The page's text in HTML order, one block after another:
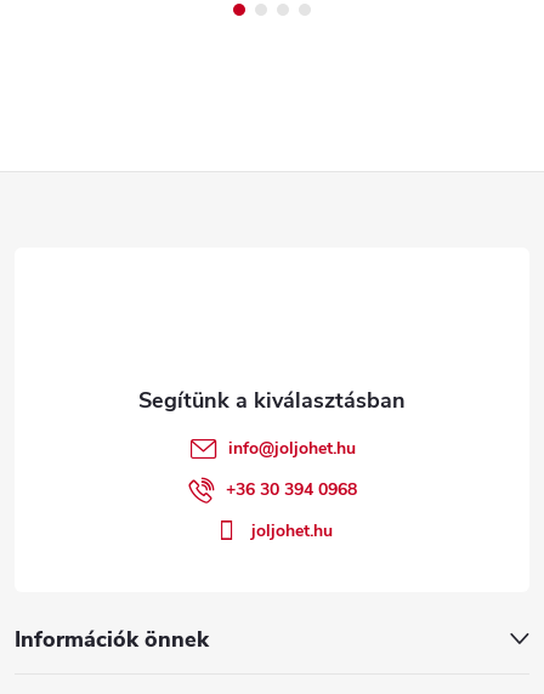
Információk önnek
info@joljohet.hu
+36 30 394 0968
joljohet.hu